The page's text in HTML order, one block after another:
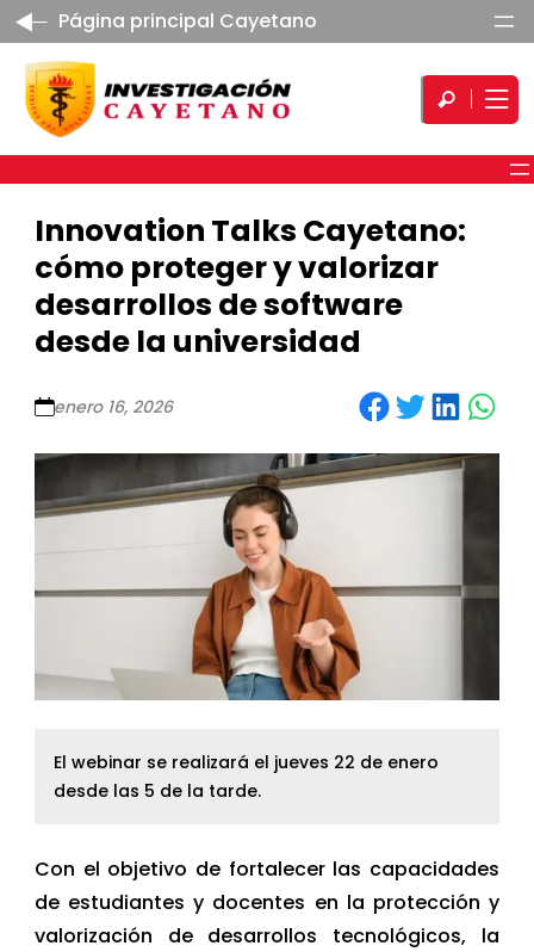
Página principal Cayetano
Innovation Talks Cayetano:
cómo proteger y valorizar
desarrollos de software
desde la universidad
enero 16, 2026 Share on Facebook Share on Twitter Share on LinkedIn Share on WhatsApp
El webinar se realizará el jueves 22 de enero
desde las 5 de la tarde.
Con el objetivo de fortalecer las capacidades
de estudiantes y docentes en la protección y
valorización de desarrollos tecnológicos, la